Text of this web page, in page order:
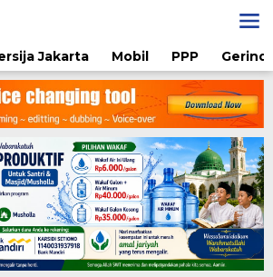
Jakarta Mobil PPP